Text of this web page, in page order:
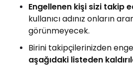
Engellenen kişi sizi takip
kullanıcı adınız onların
görünmeyecek.
Birini takipçilerinizden
aşağıdaki listeden